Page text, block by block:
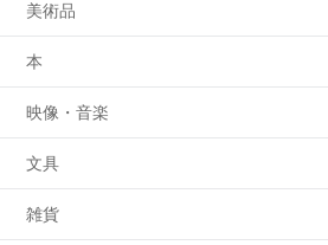
美術品
本
映像・音楽
文具
雑貨